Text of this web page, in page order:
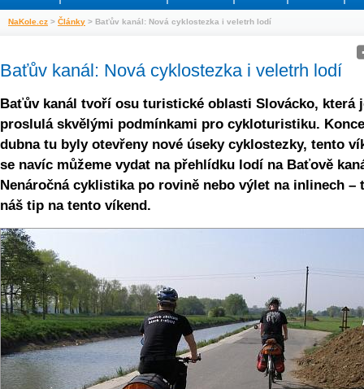
NaKole.cz > Články > Baťův kanál: Nová cyklostezka i veletrh lodí
Baťův kanál: Nová cyklostezka i veletrh lodí
Baťův kanál tvoří osu turistické oblasti Slovácko, která
proslulá skvělými podmínkami pro cykloturistiku.
dubna tu byly otevřeny nové úseky cyklostezky, tento
se navíc můžeme vydat na přehlídku lodí na Baťově
Nenáročná cyklistika po rovině nebo výlet na inlinech –
náš tip na tento víkend.